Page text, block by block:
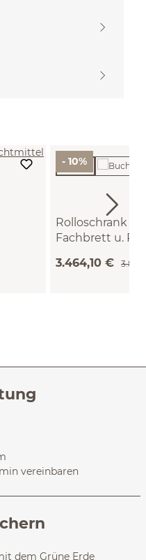
- 10%
Rolloschrank
Fachbrett u.
3.464,10 €
vereinbaren
dem Grüne Erde